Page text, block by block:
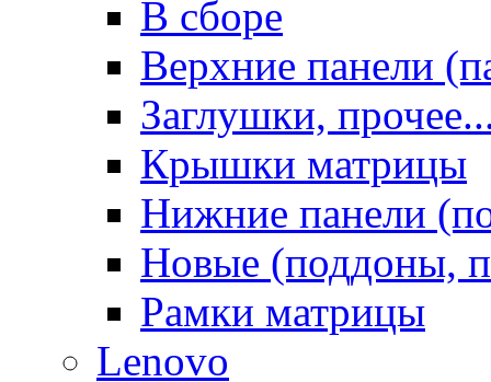
В сборе
Верхние панели
Заглушки,
Крышки матрицы
Нижние панели
Новые (поддоны,
Рамки матрицы
Lenovo